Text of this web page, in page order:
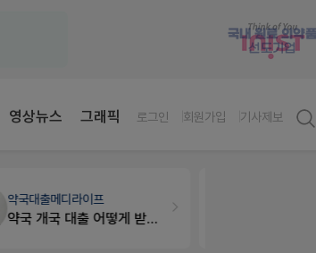
영상뉴스 그래픽 로그인 회원가입 기사제보
약국대출메디라이프
약국 개국 대출 어떻게 받아야할지 어렵습니다